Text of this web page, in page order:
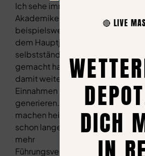
Ich sehe immer mehr
Akademiker, die sich
beispielsweise neben
dem Hauptjob
selbstständig
gemacht haben und
damit weitere
Einnahmen
generieren. Karriere
machen heißt hier
schon lange nicht
mehr
Führungsverantwortung
🔴 LIVE
DICH